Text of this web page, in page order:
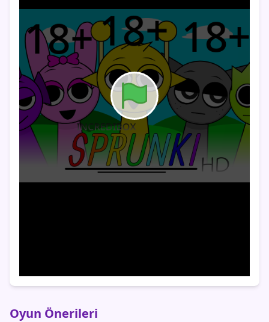
Oyun Önerileri